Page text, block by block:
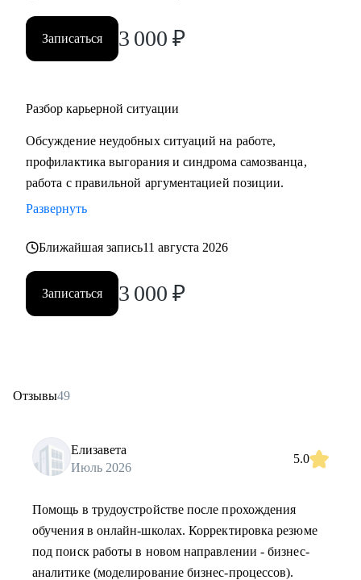
Записаться 3 000 ₽
Разбор карьерной ситуации
Обсуждение неудобных ситуаций на работе,
профилактика выгорания и синдрома самозванца,
работа с правильной аргументацией позиции.
Развернуть
Ближайшая запись11 августа 2026
Записаться 3 000 ₽
Отзывы49
Елизавета
Июль 2026
5.0
Помощь в трудоустройстве после прохождения
обучения в онлайн-школах. Корректировка резюме
под поиск работы в новом направлении - бизнес-
аналитике (моделирование бизнес-процессов).